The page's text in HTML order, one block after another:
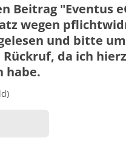
Beitrag "Eventus
wegen
und bitte um
da ich
habe.